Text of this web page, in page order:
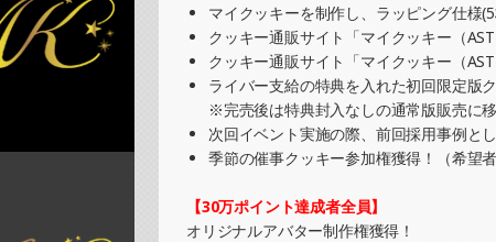
2025/08/03
SHOWROOMでの開催イベント結果（オリ
»もっと見る
2025/08/03
SHOWROOMでの開催イベント結果（缶バ
2025/08/02
マイクッキーを制作し、ラッピング仕様
クッキー通販サイト「マイクッキー（
クッキー通販サイト「マイクッキー（
ライバー支給の特典を入れた初回限定版
※完売後は特典封入なしの通常版販売に
次回イベント実施の際、前回採用事例と
季節の催事クッキー参加権獲得！（希望者
【30万ポイント達成者全員】
オリジナルアバター制作権獲得！